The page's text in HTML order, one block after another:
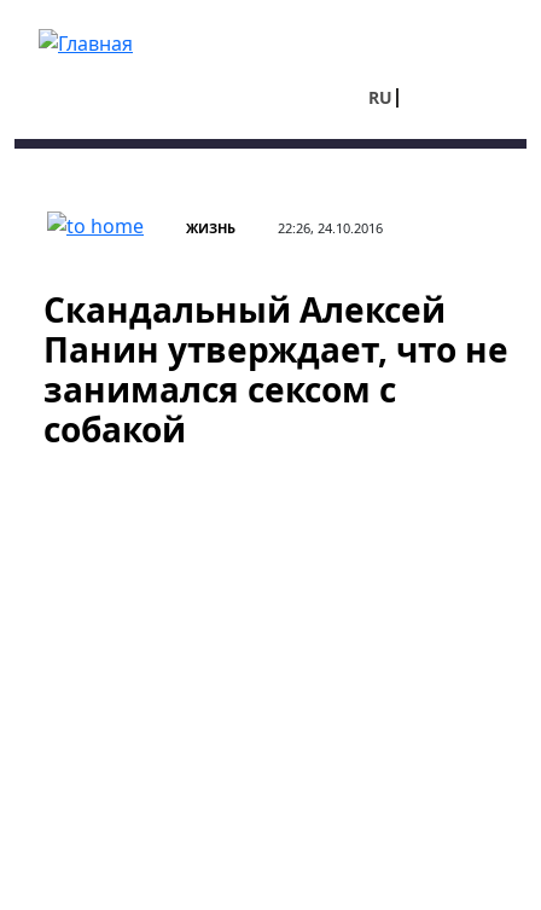
RU
ЖИЗНЬ 22:26, 24.10.2016
Скандальный Алексей
Панин утверждает, что не
занимался сексом с
собакой